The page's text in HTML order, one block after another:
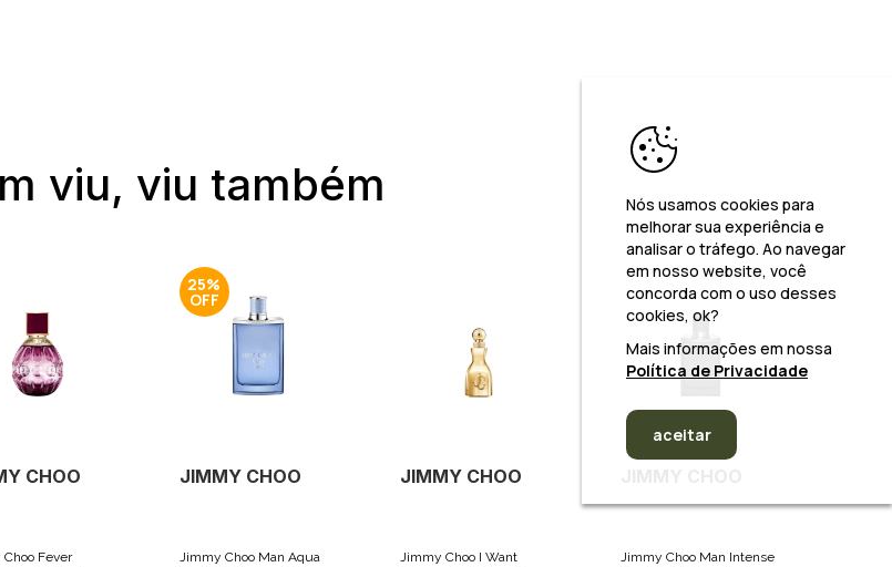
viu, viu também
CHOO
Choo Fever
25%
JIMMY CHOO
Jimmy Choo Man Aqua
JIMMY CHOO
Jimmy Choo I Want
Jimmy Choo Man Intense
Nós usamos cookies para
melhorar sua experiência e
analisar o tráfego. Ao navegar
em nosso website, você
concorda com o uso desses
cookies, ok?
Mais informações em nossa
Política de Privacidade
aceitar